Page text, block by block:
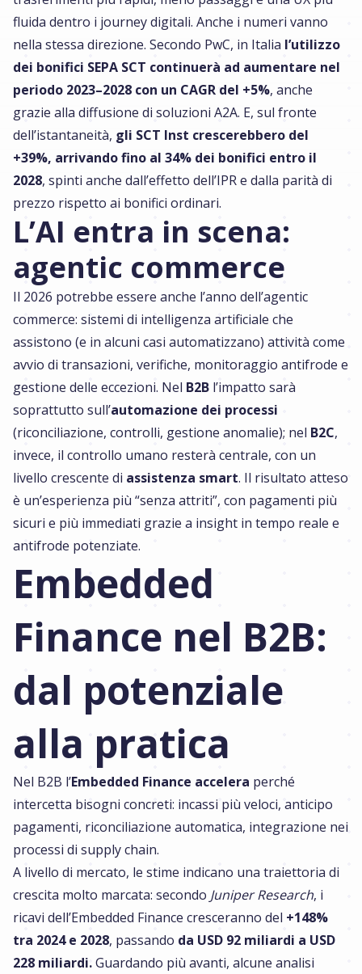
fluida dentro i journey digitali. Anche i numeri vanno
nella stessa direzione. Secondo PwC, in Italia l’utilizzo
dei bonifici SEPA SCT continuerà ad aumentare nel
periodo 2023–2028 con un CAGR del +5%, anche
grazie alla diffusione di soluzioni A2A. E, sul fronte
dell’istantaneità, gli SCT Inst crescerebbero del
+39%, arrivando fino al 34% dei bonifici entro il
2028, spinti anche dall’effetto dell’IPR e dalla parità di
prezzo rispetto ai bonifici ordinari.
L’AI entra in scena:
agentic commerce
Il 2026 potrebbe essere anche l’anno dell’agentic
commerce: sistemi di intelligenza artificiale che
assistono (e in alcuni casi automatizzano) attività come
avvio di transazioni, verifiche, monitoraggio antifrode e
gestione delle eccezioni. Nel B2B l’impatto sarà
soprattutto sull’automazione dei processi
(riconciliazione, controlli, gestione anomalie); nel B2C,
invece, il controllo umano resterà centrale, con un
livello crescente di assistenza smart. Il risultato atteso
è un’esperienza più “senza attriti”, con pagamenti più
sicuri e più immediati grazie a insight in tempo reale e
antifrode potenziate.
Embedded
Finance nel B2B:
dal potenziale
alla pratica
Nel B2B l’Embedded Finance accelera perché
intercetta bisogni concreti: incassi più veloci, anticipo
pagamenti, riconciliazione automatica, integrazione nei
processi di supply chain.
A livello di mercato, le stime indicano una traiettoria di
crescita molto marcata: secondo Juniper Research, i
ricavi dell’Embedded Finance cresceranno del +148%
tra 2024 e 2028, passando da USD 92 miliardi a USD
228 miliardi.Guardando più avanti, alcune analisi